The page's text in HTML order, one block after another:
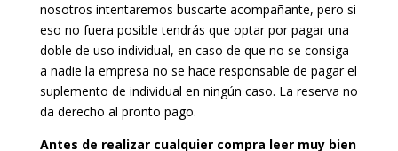
nosotros intentaremos buscarte acompañante, pero si
eso no fuera posible tendrás que optar por pagar una
doble de uso individual, en caso de que no se consiga
a nadie la empresa no se hace responsable de pagar el
suplemento de individual en ningún caso. La reserva no
da derecho al pronto pago.
Antes de realizar cualquier compra leer muy bien